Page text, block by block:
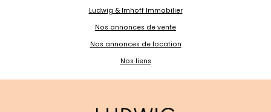
Ludwig & Imhoff Immobilier
Nos annonces de vente
Nos annonces de location
Nos liens